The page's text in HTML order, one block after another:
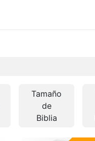
Tamaño
de
Biblia